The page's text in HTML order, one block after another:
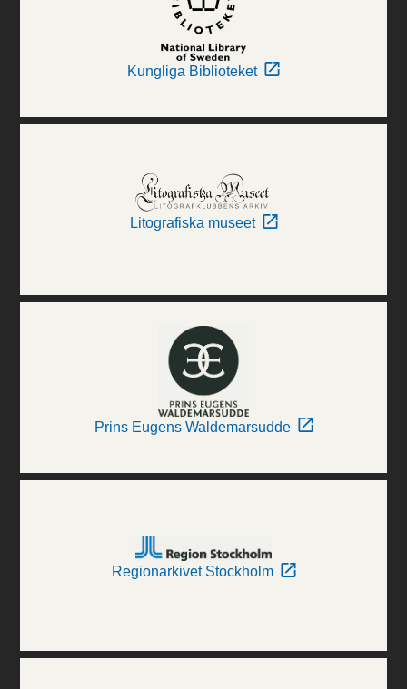
Kungliga Biblioteket
Litografiska museet
Prins Eugens Waldemarsudde
Regionarkivet Stockholm